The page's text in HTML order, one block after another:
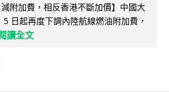
減附加費，相反香港不斷加價】中國大
日起再度下調內陸航線燃油附加費，
讀全文